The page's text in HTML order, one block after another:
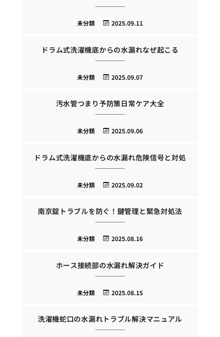
2025.09.11
未分類
ドラム式洗濯機底からの水漏れなぜ起こる
2025.09.07
未分類
汚水管つまり予防策日常ケア大全
2025.09.06
未分類
ドラム式洗濯機底からの水漏れ危険信号と対処
2025.09.02
未分類
南京錠トラブルを防ぐ！鍵管理と緊急対処法
2025.08.16
未分類
ホース接続部の水漏れ解決ガイド
2025.08.15
未分類
洗濯機蛇口の水漏れトラブル解決マニュアル